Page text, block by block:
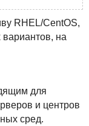
RHEL/CentOS,
на
для
и центров
сред.